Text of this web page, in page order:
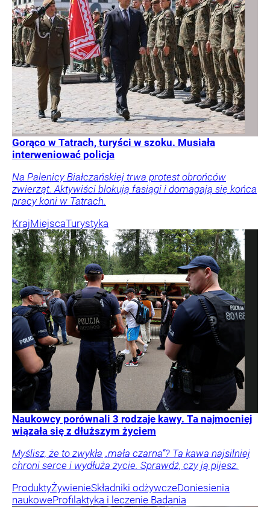
Gorąco w Tatrach, turyści w szoku. Musiała
interweniować policja
Na Palenicy Białczańskiej trwa protest obrońców
zwierząt. Aktywiści blokują fasiągi i domagają się końca
pracy koni w Tatrach.
KrajMiejscaTurystyka
Naukowcy porównali 3 rodzaje kawy. Ta najmocniej
wiązała się z dłuższym życiem
Myślisz, że to zwykła „mała czarna”? Ta kawa najsilniej
chroni serce i wydłuża życie. Sprawdź, czy ją pijesz.
ProduktyŻywienieSkładniki odżywczeDoniesienia
naukoweProfilaktyka i leczenie Badania